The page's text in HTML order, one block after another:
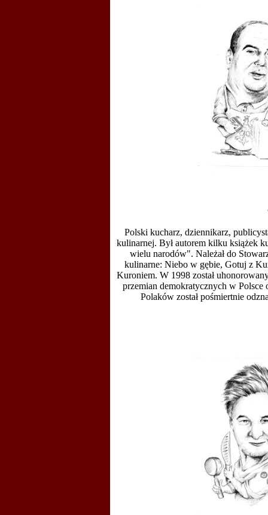
Polski kucharz, dziennikarz,
kulinarnej. Był autorem kilku książek
wielu narodów". Należał do
kulinarne: Niebo w gębie, Gotuj z
Kuroniem. W 1998 został
przemian demokratycznych w Polsce
Polaków został pośmiertnie